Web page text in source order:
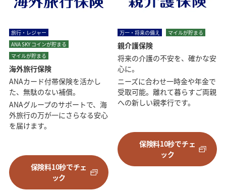
旅行・レジャー
ANA SKY コインが貯まる
マイルが貯まる
海外旅行保険
ANAカード付帯保険を活かし
た、無駄のない補償。
ANAグループのサポートで、海
外旅行の万が一にさらなる安心
を届けます。
保険料10秒でチェ
ック
万一・将来の備え マイルが貯まる
親介護保険
将来の介護の不安を、確かな安
心に。
ニーズに合わせ一時金や年金で
受取可能。離れて暮らすご両親
への新しい親孝行です。
保険料10秒でチェ
ック